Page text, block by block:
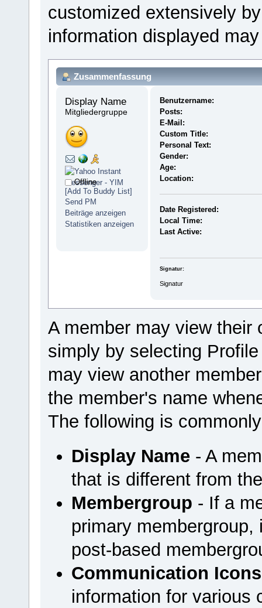
customized extensively
information displayed
Zusammenfassung
Display Name
Mitgliedergruppe
Offline
[Add To Buddy List]
Send PM
Beiträge anzeigen
Statistiken anzeigen
Benutzername:
Posts:
E-Mail:
Custom Title:
Personal Text:
Gender:
Age:
Location:
Date Registered:
Local Time:
Last Active:
Signatur:
Signatur
A member may view their
simply by selecting
may view another
the member's name
The following is
Display Name- A
that is different from
Membergroup - If a
primary
post-based
Communication Icons
information for various